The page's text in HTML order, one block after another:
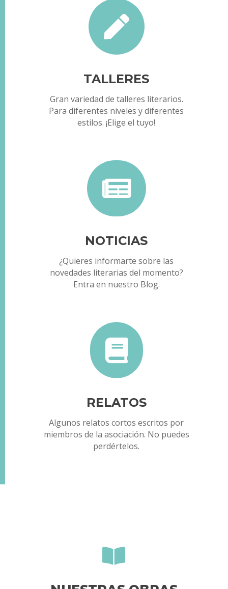

TALLERES
Gran variedad de talleres literarios.
Para diferentes niveles y diferentes
estilos. ¡Elige el tuyo!

NOTICIAS
¿Quieres informarte sobre las
novedades literarias del momento?
Entra en nuestro Blog.

RELATOS
Algunos relatos cortos escritos por
miembros de la asociación. No puedes
perdértelos.
